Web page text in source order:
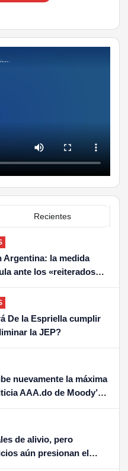
Recientes
Argentina: la medida
ante los «reiterados
De la Espriella cumplir
la JEP?
nuevamente la máxima
AAA.do de Moody’s
Estable
de alivio, pero
aún presionan el